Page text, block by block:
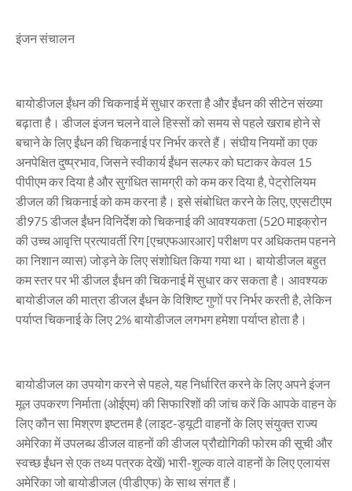
इंजन संचालन
बायोडीजल ईंधन की चिकनाई में सुधार करता है और ईंधन की सीटेन संख्या
बढ़ाता है। डीजल इंजन चलने वाले हिस्सों को समय से पहले खराब होने से
बचाने के लिए ईंधन की चिकनाई पर निर्भर करते हैं। संघीय नियमों का एक
अनपेक्षित दुष्प्रभाव, जिसने स्वीकार्य ईंधन सल्फर को घटाकर केवल 15
पीपीएम कर दिया है और सुगंधित सामग्री को कम कर दिया है, पेट्रोलियम
डीजल की चिकनाई को कम करना है। इसे संबोधित करने के लिए, एएसटीएम
डी975 डीजल ईंधन विनिर्देश को चिकनाई की आवश्यकता (520 माइक्रोन
की उच्च आवृत्ति प्रत्यावर्ती रिग [एचएफआरआर] परीक्षण पर अधिकतम पहनने
का निशान व्यास) जोड़ने के लिए संशोधित किया गया था। बायोडीजल बहुत
कम स्तर पर भी डीजल ईंधन की चिकनाई में सुधार कर सकता है। आवश्यक
बायोडीजल की मात्रा डीजल ईंधन के विशिष्ट गुणों पर निर्भर करती है, लेकिन
पर्याप्त चिकनाई के लिए 2% बायोडीजल लगभग हमेशा पर्याप्त होता है।
बायोडीजल का उपयोग करने से पहले, यह निर्धारित करने के लिए अपने इंजन
मूल उपकरण निर्माता (ओईएम) की सिफारिशों की जांच करें कि आपके वाहन के
लिए कौन सा मिश्रण इष्टतम है (लाइट-ड्यूटी वाहनों के लिए संयुक्त राज्य
अमेरिका में उपलब्ध डीजल वाहनों की डीजल प्रौद्योगिकी फोरम की सूची और
स्वच्छ ईंधन से एक तथ्य पत्रक देखें) भारी-शुल्क वाले वाहनों के लिए एलायंस
अमेरिका जो बायोडीजल (पीडीएफ) के साथ संगत हैं।